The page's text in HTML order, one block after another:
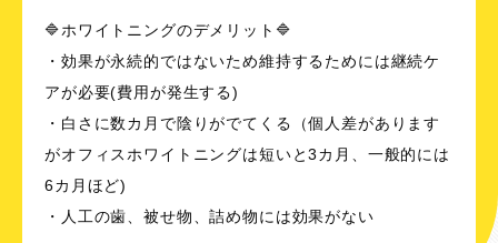
🔷ホワイトニングのデメリット🔷
・効果が永続的ではないため維持するためには継続ケ
アが必要(費用が発生する)
・白さに数カ月で陰りがでてくる（個人差があります
がオフィスホワイトニングは短いと3カ月、一般的には
6カ月ほど)
・人工の歯、被せ物、詰め物には効果がない